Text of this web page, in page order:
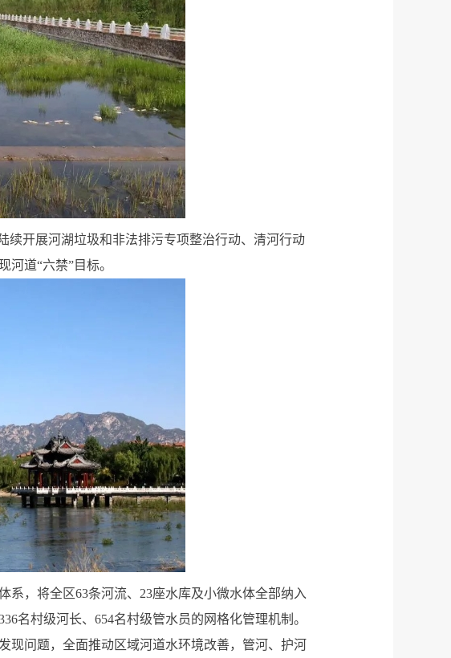
续开展河湖垃圾和非法排污专项整治行动、清河行动
道“六禁”目标。
，将全区63条河流、23座水库及小微水体全部纳入
名村级河长、654名村级管水员的网格化管理机制。
现问题，全面推动区域河道水环境改善，管河、护河